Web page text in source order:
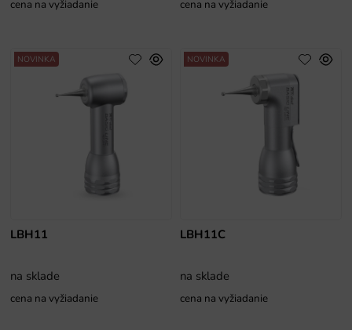
cena na vyžiadanie cena na vyžiadanie
LBH11
NOVINKA
na sklade
cena na vyžiadanie
LBH11C
NOVINKA
na sklade
cena na vyžiadanie